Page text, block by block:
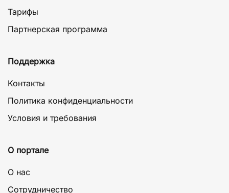
Тарифы
Партнерская программа
Поддержка
Контакты
Политика конфиденциальности
Условия и требования
О портале
О нас
Сотрудничество